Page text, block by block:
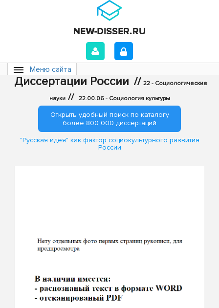
Меню сайта
Диссертации России // 22 - Социологические
науки // 22.00.06 - Социология культуры
Открыть удобный поиск по каталогу
более 800 000 диссертаций
"Русская идея" как фактор социокультурного развития
России